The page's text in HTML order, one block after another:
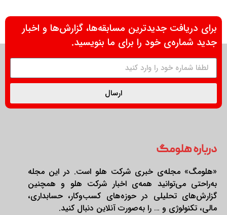
برای دریافت جدیدترین مسابقه‌ها، گزارش‌ها و اخبار
جدید شماره‌ی خود را برای ما بنویسید.
ارسال
درباره هلومگ
«هلومگ» مجله‌ی خبری شرکت هلو است. در این مجله
به‌راحتی می‌توانید همه‌ی اخبار شرکت هلو و همچنین
گزارش‌های تحلیلی در حوزه‌های کسب‌وکار، حسابداری،
مالی، تکنولوژی و … را به‌صورت آنلاین دنبال کنید.